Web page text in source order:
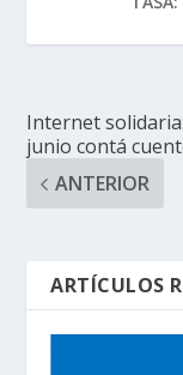
Internet
junio contá
ANTERIOR
ARTÍCULOS